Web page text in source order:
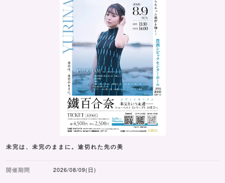
未完は、未完のままに。途切れた先の美
開催期間 2026/08/09(日)